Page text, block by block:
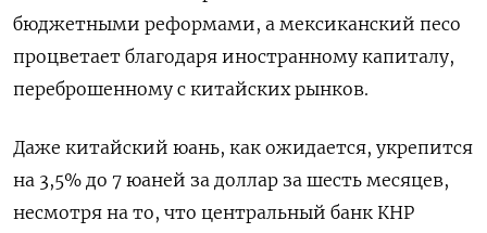
бюджетными реформами, а мексиканский песо
процветает благодаря иностранному капиталу,
переброшенному с китайских рынков.
Даже китайский юань, как ожидается, укрепится
на 3,5% до 7 юаней за доллар за шесть месяцев,
несмотря на то, что центральный банк КНР